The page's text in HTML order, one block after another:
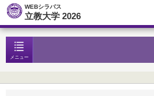
WEBシラバス
立教大学 2026
メニュー